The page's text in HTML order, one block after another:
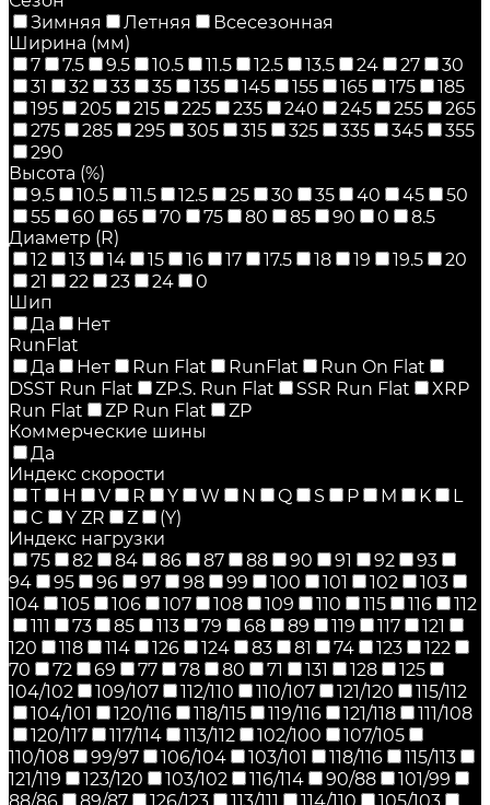
Зимняя
Летняя
Всесезонная
Ширина (мм)
7
7.5 9.5 10.5 11.5 12.5 13.5 24 27
30
31
32 33 35 135 145 155 165 175
185
195
205 215 225 235 240 245 255
265
275
285 295 305 315 325 335 345
355
290
Высота (%)
9.5
10.5 11.5 12.5 25 30 35 40 45
50
55
60 65 70 75 80 85 90 0
8.5
Диаметр (R)
12
13 14 15 16 17 17.5 18 19 19.5
20
21
22 23 24
0
Шип
Да
Нет
RunFlat
Да
Нет Run Flat RunFlat
Run On Flat
DSST Run Flat
ZP.S. Run Flat SSR Run Flat
XRP
Run Flat
ZP Run Flat
ZP
Коммерческие шины
Да
Индекс скорости
T
H V R Y W N Q S P M K
L
C
Y ZR Z
(Y)
Индекс нагрузки
75
82 84 86 87 88 90 91 92
93
94
95 96 97 98 99 100 101 102
103
104
105 106 107 108 109 110 115 116
112
111
73 85 113 79 68 89 119 117
121
120
118 114 126 124 83 81 74 123
122
70
72 69 77 78 80 71 131 128
125
104/102
109/107 112/110 110/107 121/120
115/112
104/101
120/116 118/115 119/116 121/118
111/108
120/117
117/114 113/112 102/100
107/105
110/108
99/97 106/104 103/101 118/116
115/113
121/119
123/120 103/102 116/114 90/88
101/99